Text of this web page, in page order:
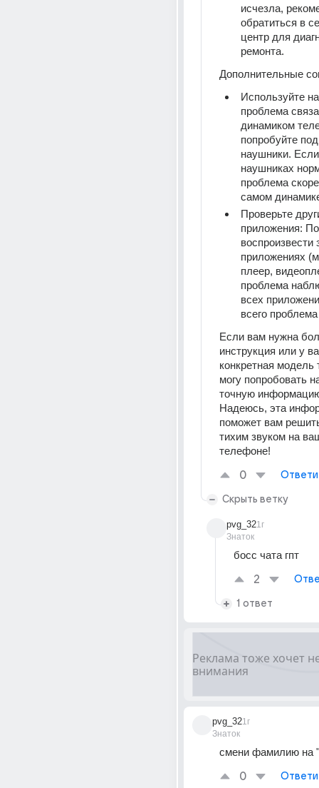
исчезла,
обратиться в
центр для
ремонта.
Дополнительные
Используйте
проблема
динамиком
попробуйте
наушники.
наушниках
проблема
самом
Проверьте
приложения:
воспроизвести
приложениях
плеер,
проблема
всех
всего
Если вам нужна
инструкция или у
конкретная модель
могу попробовать
точную
Надеюсь, эта
поможет вам
тихим звуком на
телефоне!
0
Скрыть ветку
pvg_32
Знаток
1г
босс чата гпт
2
1 ответ
pvg_32
Знаток
1г
смени фамилию на
0